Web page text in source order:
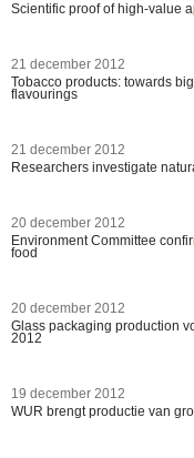
Scientific proof of high-value
21 december 2012
Tobacco products: towards
flavourings
21 december 2012
Researchers investigate
20 december 2012
Environment Committee
food
20 december 2012
Glass packaging production
2012
19 december 2012
WUR brengt productie van